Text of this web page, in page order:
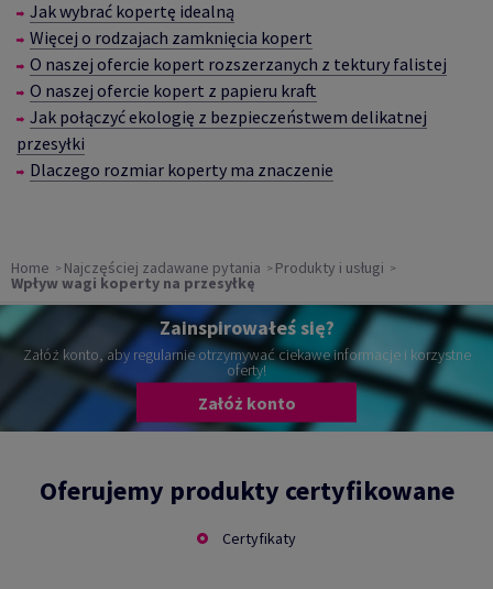
Jak wybrać kopertę idealną
Więcej o rodzajach zamknięcia kopert
O naszej ofercie kopert rozszerzanych z tektury falistej
O naszej ofercie kopert z papieru kraft
Jak połączyć ekologię z bezpieczeństwem delikatnej
przesyłki
Dlaczego rozmiar koperty ma znaczenie
Home Najczęściej zadawane pytania Produkty i usługi
Wpływ wagi koperty na przesyłkę
Zainspirowałeś się?
Załóż konto, aby regularnie otrzymywać ciekawe informacje i korzystne
oferty!
Załóż konto
Oferujemy produkty certyfikowane
Certyfikaty